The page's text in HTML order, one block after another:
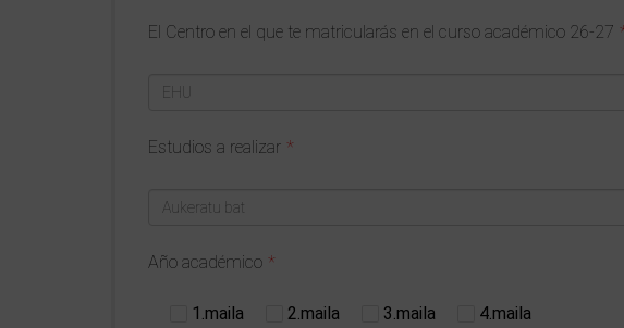
El Centro en el que te matricularás en el curso académico 26-27
Estudios a realizar
Año académico
1.maila 2.maila 3.maila 4.maila